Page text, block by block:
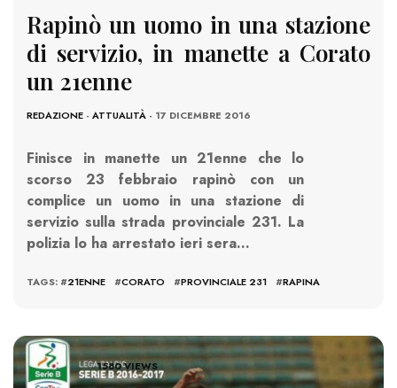
Rapinò un uomo in una stazione
di servizio, in manette a Corato
un 21enne
REDAZIONE - ATTUALITÀ - 17 DICEMBRE 2016
Finisce in manette un 21enne che lo
scorso 23 febbraio rapinò con un
complice un uomo in una stazione di
servizio sulla strada provinciale 231. La
polizia lo ha arrestato ieri sera…
TAGS: #21ENNE #CORATO #PROVINCIALE 231 #RAPINA
1580 VIEWS